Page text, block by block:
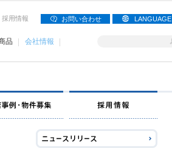
採用情報 お問い合わせ LANGUAGE
品 会社情報